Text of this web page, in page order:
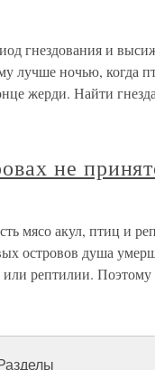
гнездования и
лучше ночью, когда
жерди. Найти
не
мясо акул, птиц и
островов душа
или рептилии.